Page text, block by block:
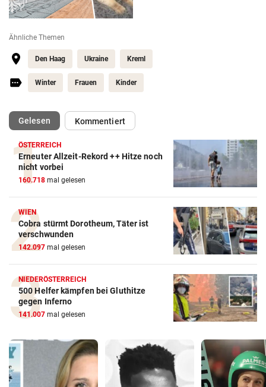
Ähnliche Themen
Den Haag Ukraine Kreml
Winter Frauen Kinder
Gelesen(ausgewählt)Kommentiert
ÖSTERREICH
Erneuter Allzeit-Rekord ++ Hitze noch
nicht vorbei
160.718 mal gelesen
WIEN
Cobra stürmt Dorotheum, Täter ist
verschwunden
142.097 mal gelesen
NIEDERÖSTERREICH
500 Helfer kämpfen bei Gluthitze
gegen Inferno
141.007 mal gelesen